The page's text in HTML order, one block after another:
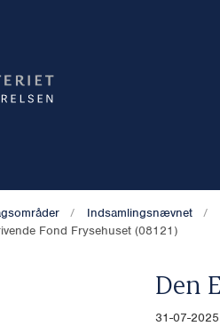
Indsamlingsnævnet
Fond Frysehuset (08121)
Den
31-07-2025